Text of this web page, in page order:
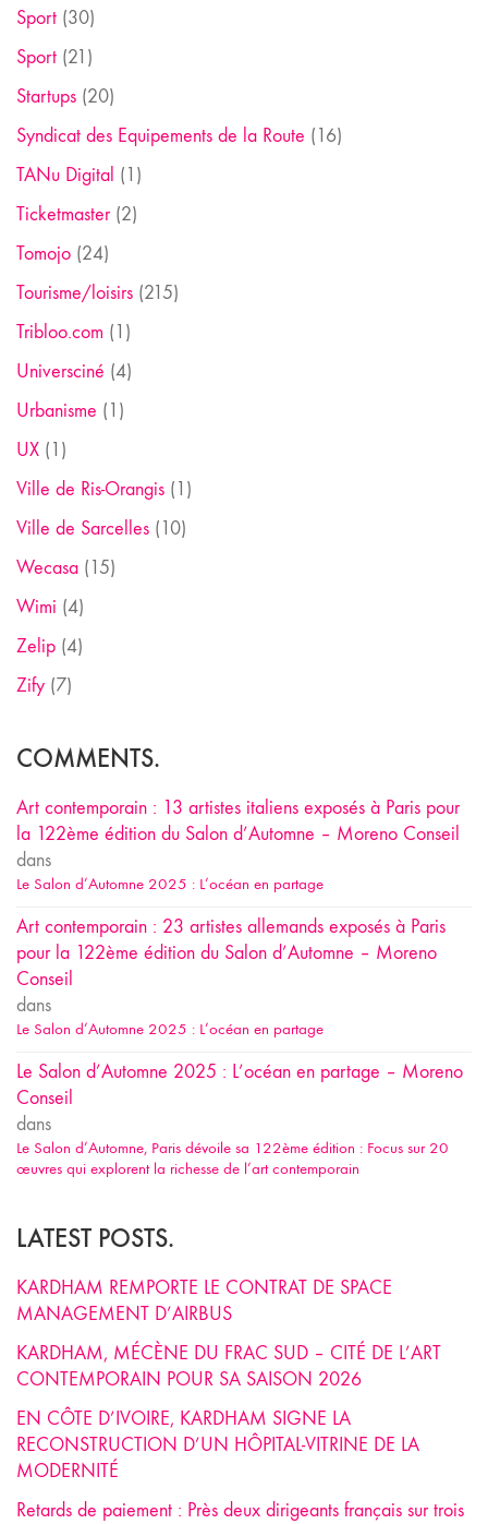
Sport (30)
Sport (21)
Startups (20)
Syndicat des Equipements de la Route (16)
TANu Digital (1)
Ticketmaster(2)
Tomojo (24)
Tourisme/loisirs (215)
Tribloo.com (1)
Universciné (4)
Urbanisme (1)
UX (1)
Ville de Ris-Orangis (1)
Ville de Sarcelles (10)
Wecasa (15)
Wimi (4)
Zelip (4)
Zify (7)
COMMENTS.
Art contemporain : 13 artistes italiens exposés à Paris pour
la 122ème édition du Salon d’Automne – Moreno Conseil
dans
Le Salon d’Automne 2025 : L’océan en partage
Art contemporain : 23 artistes allemands exposés à Paris
pour la 122ème édition du Salon d’Automne – Moreno
Conseil
dans
Le Salon d’Automne 2025 : L’océan en partage
Le Salon d’Automne 2025 : L’océan en partage – Moreno
Conseil
dans
Le Salon d’Automne, Paris dévoile sa 122ème édition : Focus sur 20
œuvres qui explorent la richesse de l’art contemporain
LATEST POSTS.
KARDHAM REMPORTE LE CONTRAT DE SPACE
MANAGEMENT D’AIRBUS
KARDHAM, MÉCÈNE DU FRAC SUD – CITÉ DE L’ART
CONTEMPORAIN POUR SA SAISON 2026
EN CÔTE D’IVOIRE, KARDHAM SIGNE LA
RECONSTRUCTION D’UN HÔPITAL-VITRINE DE LA
MODERNITÉ
Retards de paiement : Près deux dirigeants français sur trois